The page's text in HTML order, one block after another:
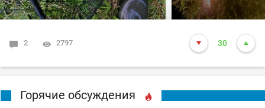
2 2797 30
Горячие обсуждения